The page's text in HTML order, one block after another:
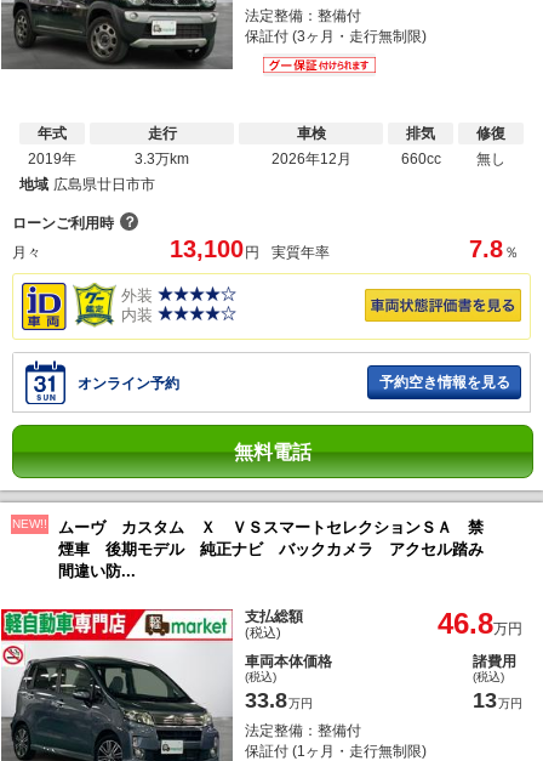
法定整備：整備付
保証付 (3ヶ月・走行無制限)
年式
2019年
走行
3.3万km
車検
2026年12月
排気
660cc
修復
無し
地域 広島県廿日市市
ローンご利用時 ？
月々
13,100円 実質年率 7.8 ％
外装
内装
オンライン予約 予約空き情報を見る
無料電話
NEW!!
ムーヴ カスタム Ｘ ＶＳスマートセレクションＳＡ 禁
煙車 後期モデル 純正ナビ バックカメラ アクセル踏み
間違い防...
支払総額
(税込) 46.8万円
車両本体価格
(税込)
33.8万円
諸費用
(税込)
13万円
法定整備：整備付
保証付 (1ヶ月・走行無制限)